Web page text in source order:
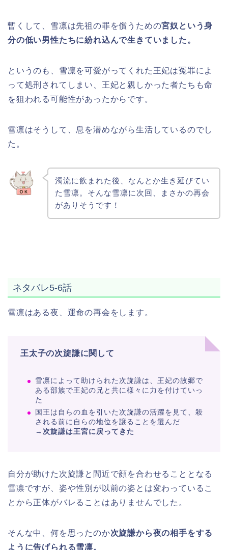
暫くして、雪凛は先祖の罪を償うための宮奴という身
分の低い男性たちに紛れ込んで生きていました。
というのも、雪凛を可愛がってくれた王妃は冤罪によ
って処刑されてしまい、王妃と親しかった者たちも命
を狙われる可能性があったからです。
雪凛はそうして、息を潜めながら生活しているのでし
た。
濁流に飲まれた後、なんとか生き延びてい
た雪凛。そんな雪凛に次回、まさかの再会
がありそうです！
ネタバレ5-6話
雪凛はある夜、運命の再会をします。
王太子の次旋謙に関して
雪凛によって助けられた次旋謙は、王妃の故郷で
ある部族で王妃の兄と共に様々に力を付けていっ
た
国王は自らの血を引いた次旋謙の活躍を見て、殺
される前に自らの地位を譲ることを選んだ
→次旋謙は王宮に戻ってきた
自分が助けた次旋謙と間近で顔を合わせることとなる
雪凛ですが、姿や性別が以前の姿とは変わっているこ
とから正体がバレることはありませんでした。
そんな中、何を思ったのか次旋謙から夜の相手をする
ように告げられる雪凛。